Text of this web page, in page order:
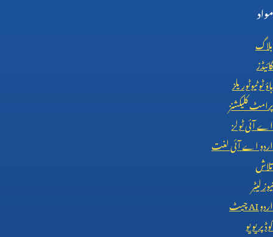
مواد
بلاگ
گائیڈز
ہاؤ ٹو ٹیوٹوریلز
پرامٹ کلیکشنز
اے آئی ٹولز
اردو اے آئی لغت
تلاش
نیوز لیٹر
اردوAIچیٹ
کوڈ پریویو